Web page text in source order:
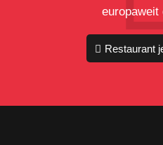
europaweit
Restaurant